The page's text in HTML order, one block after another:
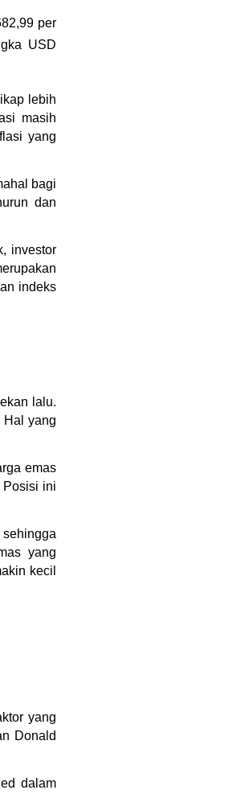
per
USD
lebih
masih
yang
bagi
dan
investor
indeks
lalu.
Hal yang
emas
Posisi ini
yang
kecil
yang
Donald
dalam